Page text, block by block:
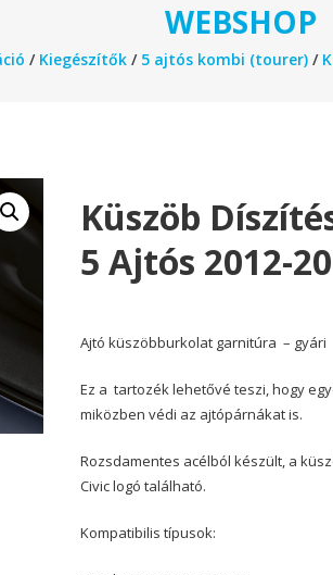
WEBSHOP
/ Kiegészítők/ 5 ajtós kombi (tourer)/
Küszöb
5 Ajtós 2012-
Ajtó küszöbburkolat garnitúra – gyári
Ez a tartozék lehetővé teszi, hogy
miközben védi az ajtópárnákat is.
Rozsdamentes acélból készült, a
Civic logó található.
Kompatibilis típusok: